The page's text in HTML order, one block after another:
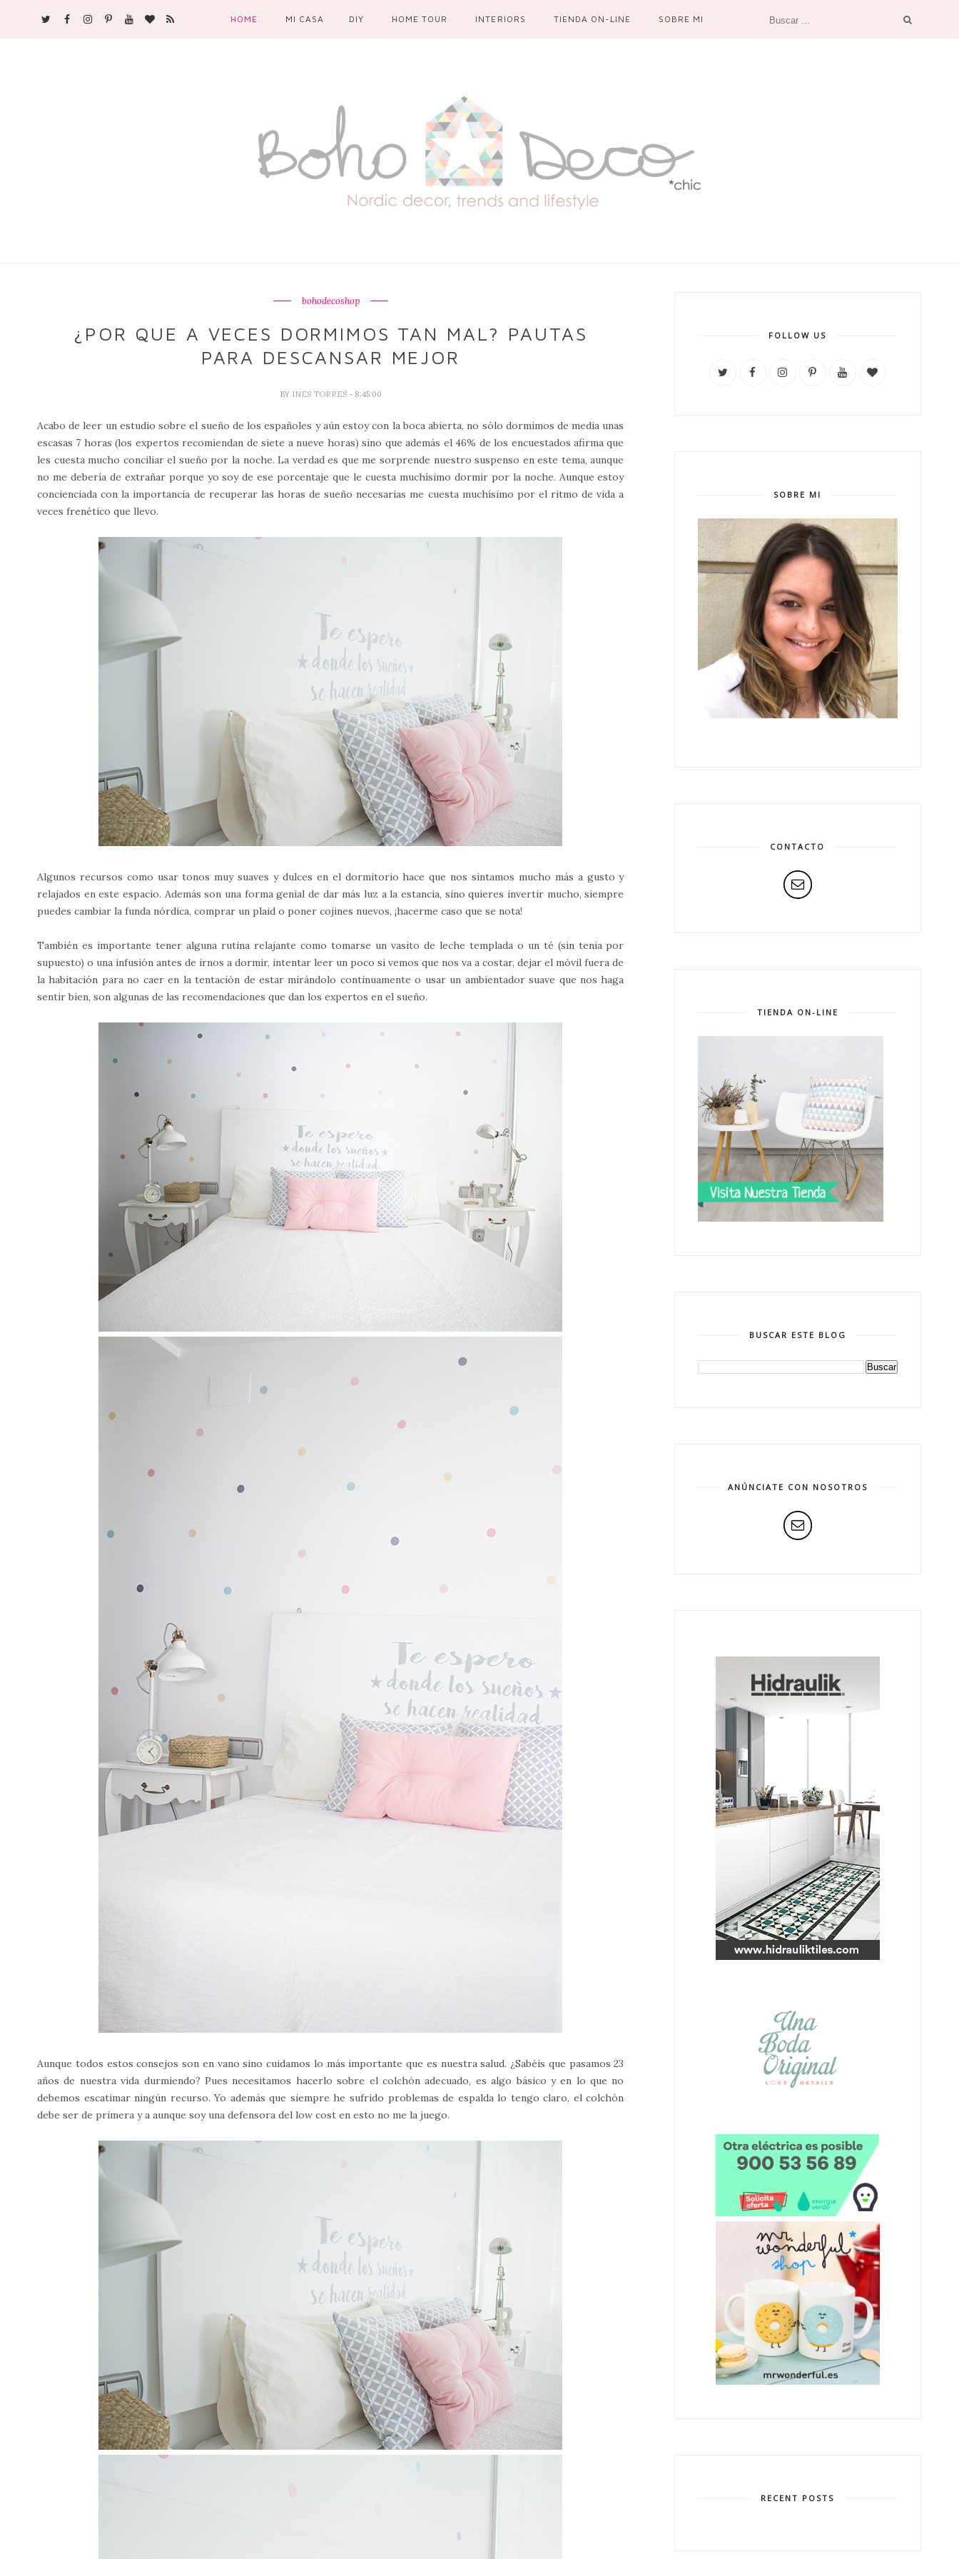
HOME MI CASA DIY HOME TOUR INTERIORS TIENDA ON-LINE SOBRE MI
bohodecoshop
¿POR QUE A VECES DORMIMOS TAN MAL? PAUTAS
PARA DESCANSAR MEJOR
BY INES TORRES - 8:45:00
Acabo de leer un estudio sobre el sueño de los españoles y aún estoy con la boca abierta, no sólo dormimos de media unas
escasas 7 horas (los expertos recomiendan de siete a nueve horas) sino que además el 46% de los encuestados afirma que
les cuesta mucho conciliar el sueño por la noche. La verdad es que me sorprende nuestro suspenso en este tema, aunque
no me debería de extrañar porque yo soy de ese porcentaje que le cuesta muchísimo dormir por la noche. Aunque estoy
concienciada con la importancia de recuperar las horas de sueño necesarias me cuesta muchísimo por el ritmo de vida a
veces frenético que llevo.
Algunos recursos como usar tonos muy suaves y dulces en el dormitorio hace que nos sintamos mucho más a gusto y
relajados en este espacio. Además son una forma genial de dar más luz a la estancia, sino quieres invertir mucho, siempre
puedes cambiar la funda nórdica, comprar un plaid o poner cojines nuevos, ¡hacerme caso que se nota!
También es importante tener alguna rutina relajante como tomarse un vasito de leche templada o un té (sin tenia por
supuesto) o una infusión antes de irnos a dormir, intentar leer un poco si vemos que nos va a costar, dejar el móvil fuera de
la habitación para no caer en la tentación de estar mirándolo continuamente o usar un ambientador suave que nos haga
sentir bien, son algunas de las recomendaciones que dan los expertos en el sueño.
Aunque todos estos consejos son en vano sino cuidamos lo más importante que es nuestra salud. ¿Sabéis que pasamos 23
años de nuestra vida durmiendo? Pues necesitamos hacerlo sobre el colchón adecuado, es algo básico y en lo que no
debemos escatimar ningún recurso. Yo además que siempre he sufrido problemas de espalda lo tengo claro, el colchón
debe ser de primera y a aunque soy una defensora del low cost en esto no me la juego.
FOLLOW US
SOBRE MI
CONTACTO
TIENDA ON-LINE
BUSCAR ESTE BLOG
ANÚNCIATE CON NOSOTROS
RECENT POSTS